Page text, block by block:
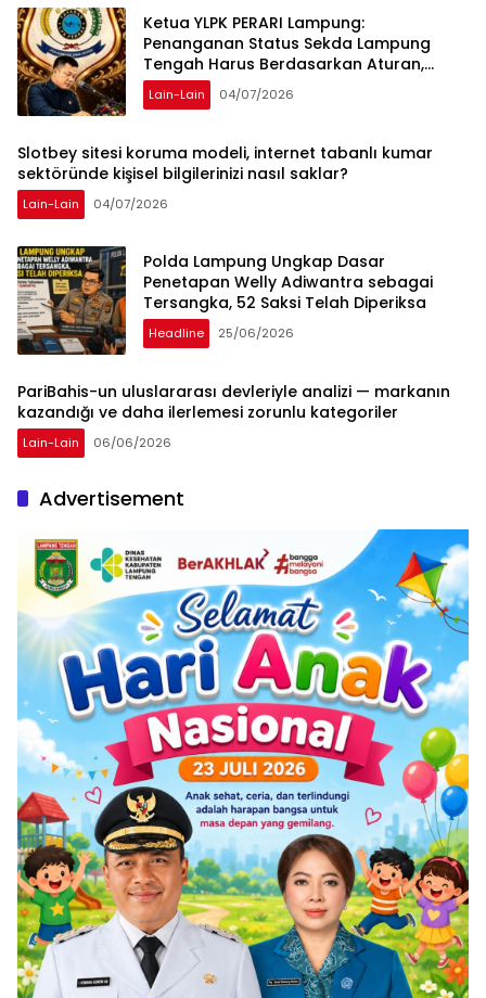
Ketua YLPK PERARI Lampung:
Penanganan Status Sekda Lampung
Tengah Harus Berdasarkan Aturan,
Bukan Tekanan Opini
Lain-Lain 04/07/2026
Slotbey sitesi koruma modeli, internet tabanlı kumar
sektöründe kişisel bilgilerinizi nasıl saklar?
Lain-Lain 04/07/2026
Polda Lampung Ungkap Dasar
Penetapan Welly Adiwantra sebagai
Tersangka, 52 Saksi Telah Diperiksa
Headline 25/06/2026
PariBahis-un uluslararası devleriyle analizi — markanın
kazandığı ve daha ilerlemesi zorunlu kategoriler
Lain-Lain 06/06/2026
Advertisement